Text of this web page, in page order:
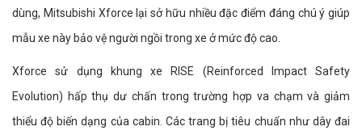
dùng, Mitsubishi Xforce lại sở hữu nhiều đặc điểm đáng chú ý giúp
mẫu xe này bảo vệ người ngồi trong xe ở mức độ cao.
Xforce sử dụng khung xe RISE (Reinforced Impact Safety
Evolution) hấp thụ dư chấn trong trường hợp va chạm và giảm
thiểu độ biến dạng của cabin. Các trang bị tiêu chuẩn như dây đai